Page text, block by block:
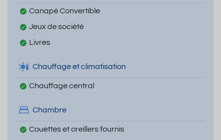
Canapé Convertible
Jeux de société
Livres
Chauffage et climatisation
Chauffage central
Chambre
Couettes et oreillers fournis